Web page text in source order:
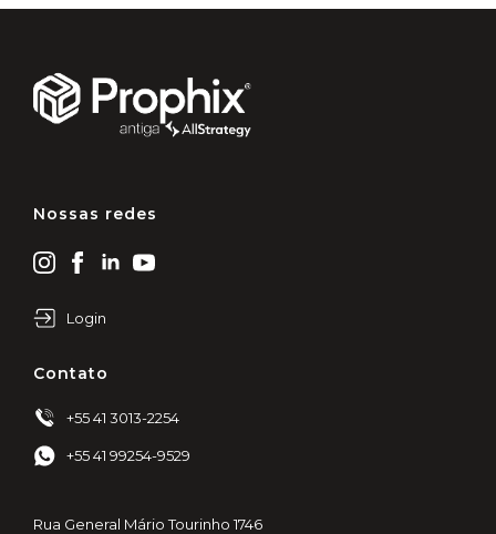
Nossas redes
Login
Contato
+55 41 3013-2254
+55 41 99254-9529
Rua General Mário Tourinho 1746